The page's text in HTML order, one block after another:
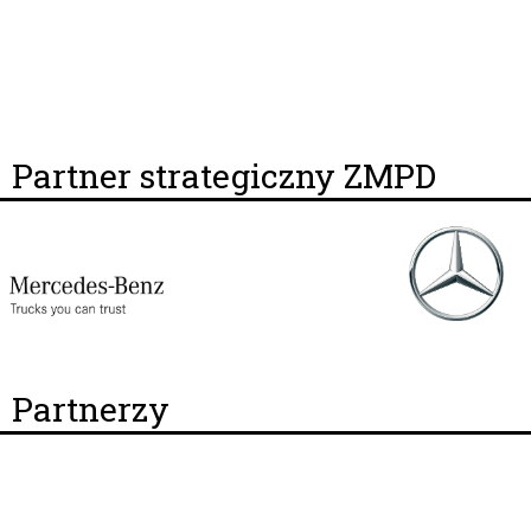
Partner strategiczny ZMPD
Partnerzy